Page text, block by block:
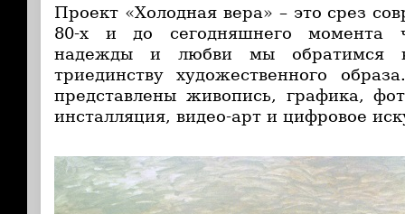
Проект «Холодная вера» – это срез
80-х и до сегодняшнего момента
надежды и любви мы обратимся к
триединству художественного
представлены живопись, графика,
инсталляция, видео-арт и цифровое